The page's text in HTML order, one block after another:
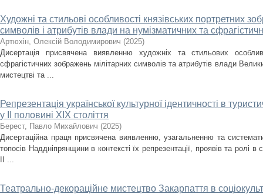
Художні та стильові особливості князівських портретних
символів і атрибутів влади на нумізматичних та
Артюхін, Олексій Володимирович (2025)
Дисертація присвячена виявленню художніх та стильових
сфрагістичних зображень мілітарних символів та атрибутів влади
мистецтві та ...
Репрезентація української культурної ідентичності в
у ІІ половині XIX століття
Берест, Павло Михайлович (2025)
Дисертаційна праця присвячена виявленню, узагальненню та
топосів Наддніпрянщини в контексті їх репрезентації, проявів та ролі в
ІІ ...
Театрально-декораційне мистецтво Закарпаття в